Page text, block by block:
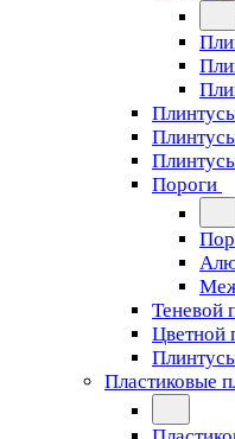
Пороги
Теневой
Цветной
Пластиковые